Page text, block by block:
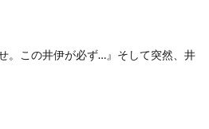
。この井伊が必ず…』そして突然、井